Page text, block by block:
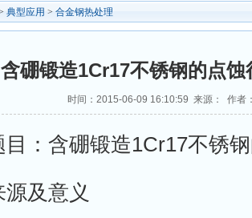
典型应用 > 合金钢热处理
含硼锻造1Cr17不锈钢的点蚀
时间：2015-06-09 16:10:59 来源： 作者
目：含硼锻造1Cr17不锈
及意义